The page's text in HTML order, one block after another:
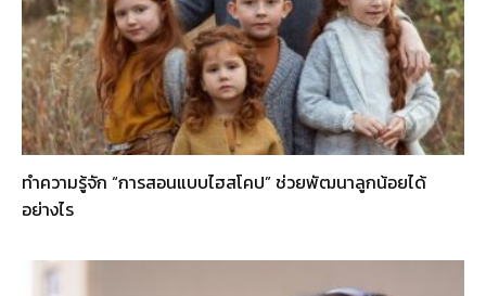
ทำความรู้จัก “การสอนแบบไฮสโคป” ช่วยพัฒนาลูกน้อยได้
อย่างไร